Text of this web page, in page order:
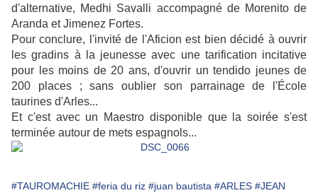
d'alternative, Medhi Savalli accompagné de Morenito de
Aranda et Jimenez Fortes.
Pour conclure, l'invité de l'Aficion est bien décidé à ouvrir
les gradins à la jeunesse avec une tarification incitative
pour les moins de 20 ans, d'ouvrir un tendido jeunes de
200 places ; sans oublier son parrainage de l'École
taurines d'Arles...
Et c'est avec un Maestro disponible que la soirée s'est
terminée autour de mets espagnols...
#TAUROMACHIE #feria du riz #juan bautista #ARLES #JEAN